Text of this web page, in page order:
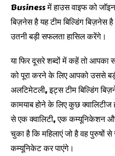
Business में हाउस वाइफ को
बिज़नेस है यह टीम बिल्डिंग बिज़नेस
उतनी बड़ी सफलता हासिल करेंगे।
या फिर दूसरे शब्दों में कहें तो आपका
को पूरा करने के लिए आपको उससे
अलटिमेटली, इट्स टीम बिल्डिंग
कामयाब होने के लिए कुछ
से एक क्वालिटी, एक कम्यूनिकेशन
चुका है कि महिलाएं जो है वह पुरुषों
कम्यूनिकेट कर पाएंगे।